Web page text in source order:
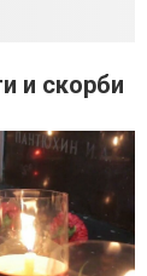
и скорби